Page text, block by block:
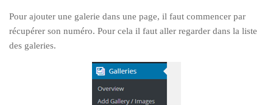
Pour ajouter une galerie dans une page, il faut commencer par
récupérer son numéro. Pour cela il faut aller regarder dans la liste
des galeries.